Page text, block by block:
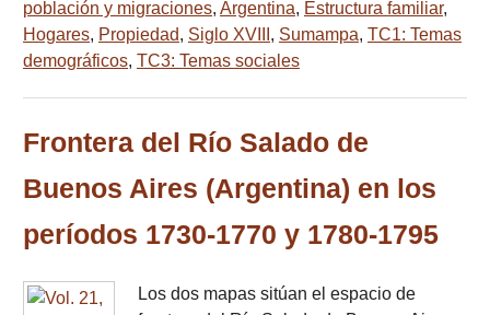
población y migraciones, Argentina, Estructura familiar,
Hogares, Propiedad, Siglo XVIII , Sumampa, TC1: Temas
demográficos, TC3: Temas sociales
Frontera del Río Salado de
Buenos Aires (Argentina) en los
períodos 1730-1770 y 1780-1795
Los dos mapas sitúan el espacio de